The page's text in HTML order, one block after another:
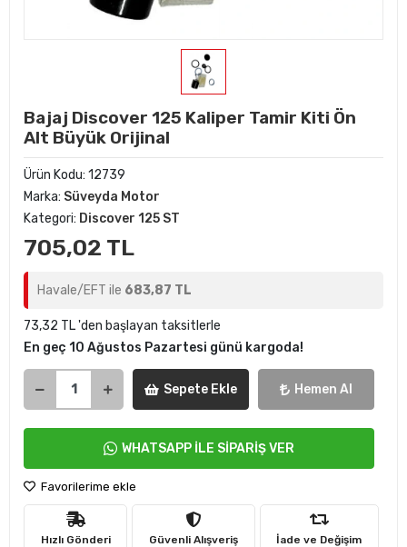
Bajaj Discover 125 Kaliper Tamir Kiti Ön
Alt Büyük Orijinal
Ürün Kodu: 12739
Marka: Süveyda Motor
Kategori: Discover 125 ST
705,02 TL
Havale/EFT ile 683,87 TL
73,32 TL 'den başlayan taksitlerle
En geç 10 Ağustos Pazartesi günü kargoda!
Sepete Ekle Hemen Al
WHATSAPP İLE SİPARİŞ VER
Favorilerime ekle
Hızlı Gönderi Güvenli Alışveriş İade ve Değişim